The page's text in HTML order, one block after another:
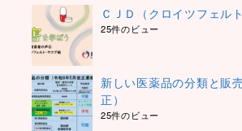
ＣＪＤ（クロイツフェル
25件のビュー
新しい医薬品の分類と販
正）
25件のビュー